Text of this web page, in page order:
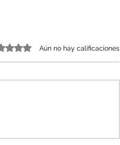
0 de 5 estrellas.Aún no hay calificaciones